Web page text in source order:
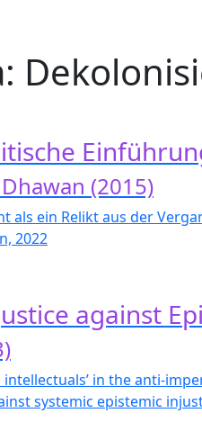
(2015)
als ein Relikt aus der
2022
against
in the anti-
systemic epistemic